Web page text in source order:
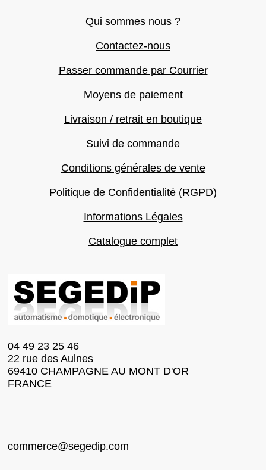
Qui sommes nous ?
Contactez-nous
Passer commande par Courrier
Moyens de paiement
Livraison / retrait en boutique
Suivi de commande
Conditions générales de vente
Politique de Confidentialité (RGPD)
Informations Légales
Catalogue complet
04 49 23 25 46
22 rue des Aulnes
69410 CHAMPAGNE AU MONT D'OR
FRANCE
commerce@segedip.com